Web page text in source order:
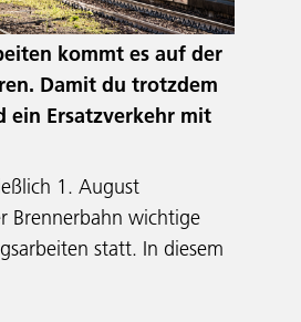
kommt es auf der
Damit du trotzdem
ein Ersatzverkehr mit
1. August
Brennerbahn wichtige
statt. In diesem